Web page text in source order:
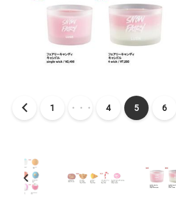
1 ・・・ 4 5 6